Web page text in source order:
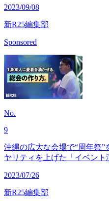
2023/09/08
新R25編集部
Sponsored
No.
9
沖縄の広大な会場で“周年祭”
ヤリティを上げた「イベント
2023/07/26
新R25編集部